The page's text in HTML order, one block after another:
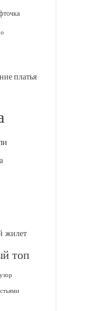
платья
жилет
топ